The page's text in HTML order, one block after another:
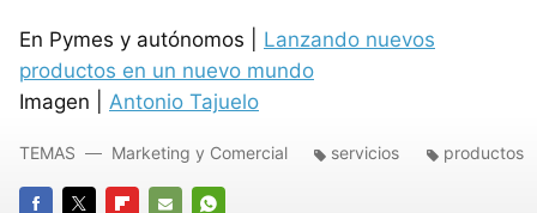
En Pymes y autónomos | Lanzando nuevos
productos en un nuevo mundo
Imagen | Antonio Tajuelo
TEMAS Marketing y Comercial servicios productos